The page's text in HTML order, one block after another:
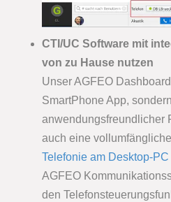
CTI/UC Software mit
von zu Hause nutzen
Unser AGFEO
SmartPhone App,
anwendungsfreundlicher
auch eine vollumfängliche
Telefonie am Desktop-PC
AGFEO
den